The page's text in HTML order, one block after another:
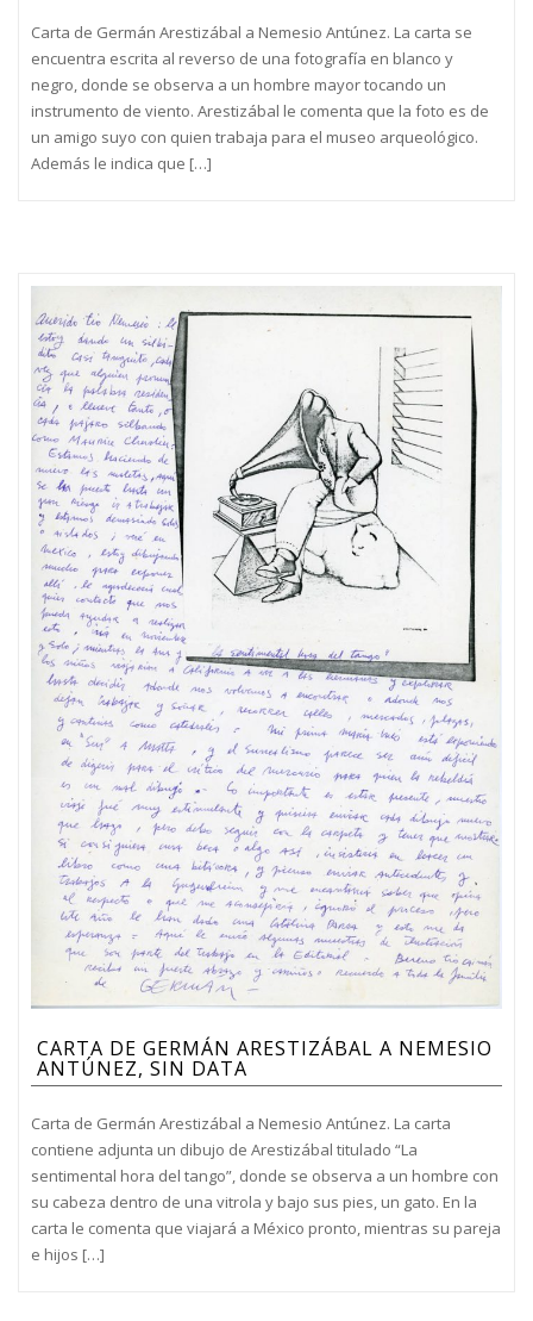
Carta de Germán Arestizábal a Nemesio Antúnez. La carta se
encuentra escrita al reverso de una fotografía en blanco y
negro, donde se observa a un hombre mayor tocando un
instrumento de viento. Arestizábal le comenta que la foto es de
un amigo suyo con quien trabaja para el museo arqueológico.
Además le indica que […]
CARTA DE GERMÁN ARESTIZÁBAL A NEMESIO
ANTÚNEZ, SIN DATA
Carta de Germán Arestizábal a Nemesio Antúnez. La carta
contiene adjunta un dibujo de Arestizábal titulado “La
sentimental hora del tango”, donde se observa a un hombre con
su cabeza dentro de una vitrola y bajo sus pies, un gato. En la
carta le comenta que viajará a México pronto, mientras su pareja
e hijos […]